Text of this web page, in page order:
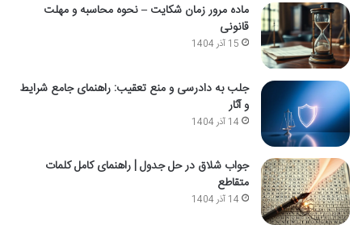
ماده مرور زمان شکایت – نحوه محاسبه و مهلت
قانونی
15 آذر 1404
جلب به دادرسی و منع تعقیب: راهنمای جامع شرایط
و آثار
14 آذر 1404
جواب شلاق در حل جدول | راهنمای کامل کلمات
متقاطع
14 آذر 1404